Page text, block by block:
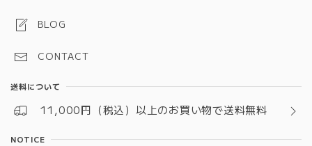
BLOG
CONTACT
送料について
11,000円（税込）以上のお買い物で送料無料
NOTICE